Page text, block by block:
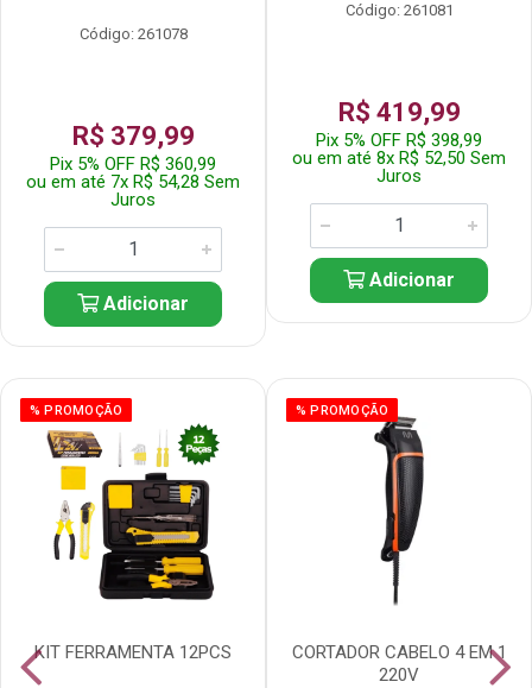
Código: 261078
R$ 379,99
Pix 5% OFF R$ 360,99
ou em até 7x R$ 54,28 Sem
Juros
Adicionar
Código: 261081
R$ 419,99
Pix 5% OFF R$ 398,99
ou em até 8x R$ 52,50 Sem
Juros
Adicionar
% PROMOÇÃO
KIT FERRAMENTA 12PCS
% PROMOÇÃO
CORTADOR CABELO 4 EM 1
220V